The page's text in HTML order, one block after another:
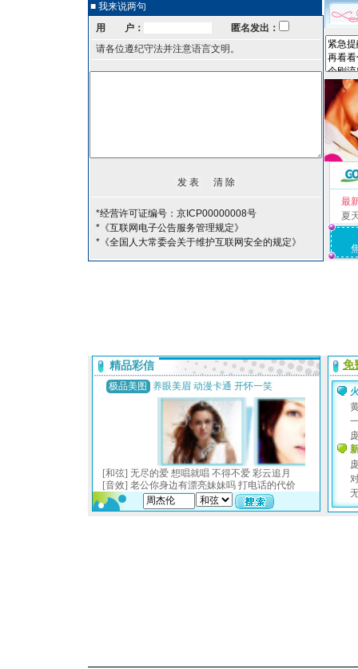
■ 我来说两句
用 户：
匿名发出：
请各位遵纪守法并注意语言文明。
*经营许可证编号：京ICP00000008号
*《互联网电子公告服务管理规定》
*《全国人大常委会关于维护互联网安全的规定》
最
夏